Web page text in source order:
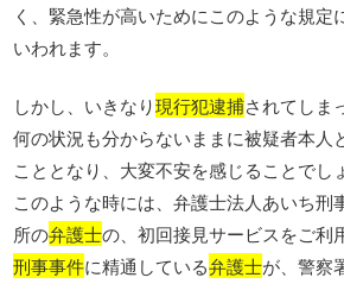
く、緊急性が高いためにこのような規定
いわれます。
しかし、いきなり現行犯逮捕されてしま
何の状況も分からないままに被疑者本人
こととなり、大変不安を感じることでし
このような時には、弁護士法人あいち刑
所の弁護士の、初回接見サービスをご利
刑事事件に精通している弁護士が、警察